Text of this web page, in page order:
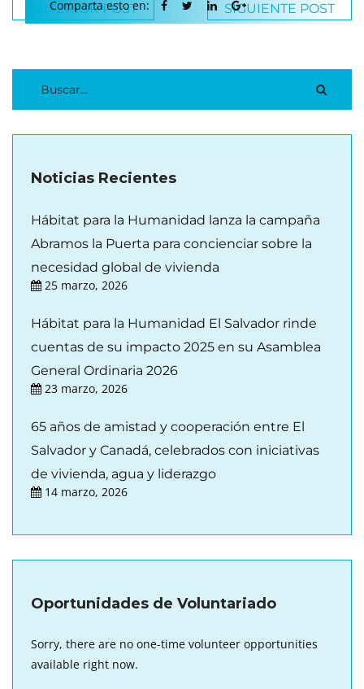
Comparta esto en:
ANTERIOR POST SIGUIENTE POST
Noticias Recientes
Hábitat para la Humanidad lanza la campaña
Abramos la Puerta para concienciar sobre la
necesidad global de vivienda
25 marzo, 2026
Hábitat para la Humanidad El Salvador rinde
cuentas de su impacto 2025 en su Asamblea
General Ordinaria 2026
23 marzo, 2026
65 años de amistad y cooperación entre El
Salvador y Canadá, celebrados con iniciativas
de vivienda, agua y liderazgo
14 marzo, 2026
Oportunidades de Voluntariado
Sorry, there are no one-time volunteer opportunities
available right now.